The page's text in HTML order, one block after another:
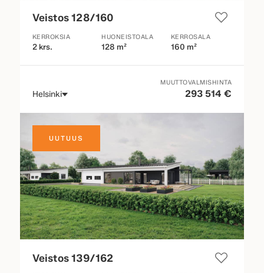
Veistos 128/160
KERROKSIA
2 krs.
HUONEISTOALA
128 m²
KERROSALA
160 m²
Helsinki
MUUTTOVALMISHINTA
293 514 €
UUTUUS
Veistos 139/162